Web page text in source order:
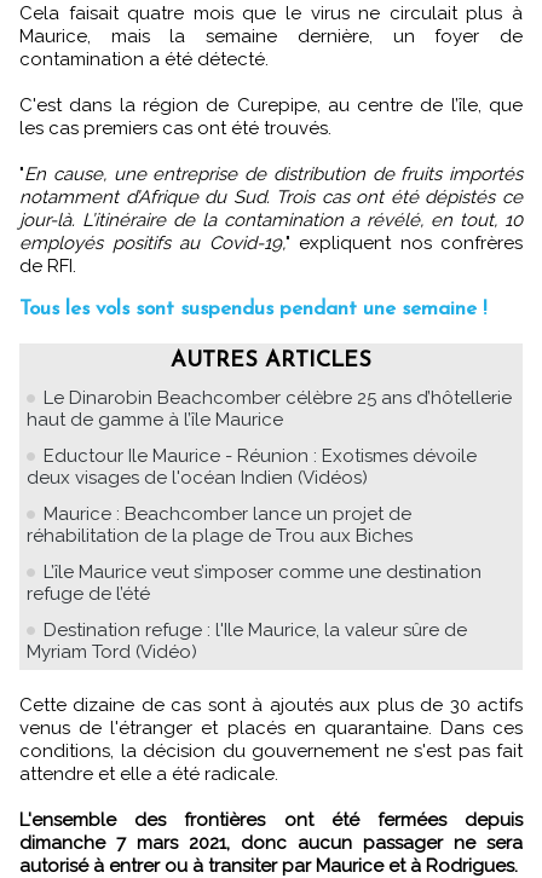
Cela faisait quatre mois que le virus ne circulait plus à
Maurice, mais la semaine dernière, un foyer de
contamination a été détecté.
C'est dans la région de Curepipe, au centre de l’île, que
les cas premiers cas ont été trouvés.
"En cause, une entreprise de distribution de fruits importés
notamment d’Afrique du Sud. Trois cas ont été dépistés ce
jour-là. L’itinéraire de la contamination a révélé, en tout, 10
employés positifs au Covid-19," expliquent nos confrères
de RFI.
Tous les vols sont suspendus pendant une semaine !
AUTRES ARTICLES
Le Dinarobin Beachcomber célèbre 25 ans d’hôtellerie
haut de gamme à l’île Maurice
Eductour Ile Maurice - Réunion : Exotismes dévoile
deux visages de l'océan Indien (Vidéos)
Maurice : Beachcomber lance un projet de
réhabilitation de la plage de Trou aux Biches
L’île Maurice veut s’imposer comme une destination
refuge de l’été
Destination refuge : l'Ile Maurice, la valeur sûre de
Myriam Tord (Vidéo)
Cette dizaine de cas sont à ajoutés aux plus de 30 actifs
venus de l'étranger et placés en quarantaine. Dans ces
conditions, la décision du gouvernement ne s'est pas fait
attendre et elle a été radicale.
L'ensemble des frontières ont été fermées depuis
dimanche 7 mars 2021, donc aucun passager ne sera
autorisé à entrer ou à transiter par Maurice et à Rodrigues.